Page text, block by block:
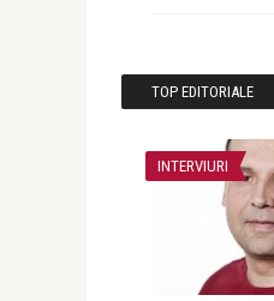
TOP EDITORIALE
INTERVIURI